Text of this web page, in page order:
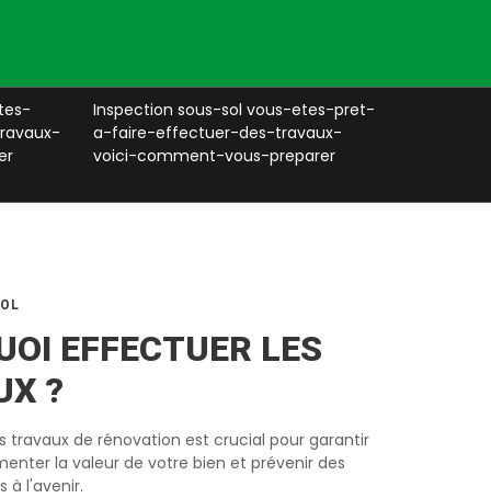
Inspection sous-sol vous-etes-pret-
a-faire-effectuer-des-travaux-
voici-comment-vous-preparer
EFFECTUER LES
?
travaux de rénovation est crucial pour garantir
la valeur de votre bien et prévenir des
à l'avenir.